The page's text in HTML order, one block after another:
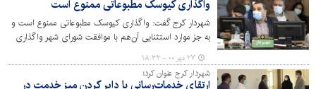
واگذاری کیوسک‌ مطبوعاتی ممنوع است
شهردار کرج گفت: واگذاری کیوسک مطبوعاتی ممنوع است و
به جز موارد استثنایی آن‌هم با موافقت شورای شهر واگذاری
کیوسک جدید وجود ندارد.
۲۷ مهر ۰۰ - ۱۸:۳۲
شهردار کرج عنوان کرد؛
ارتقای خدمات‌رسانی با دایر کردن میز خدمت در